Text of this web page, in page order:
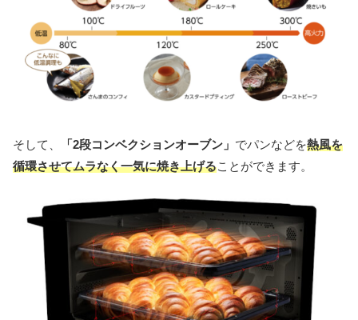
そして、 「2段コンベクションオーブン」 でパンなどを熱風を
循環させてムラなく一気に焼き上げることができます。